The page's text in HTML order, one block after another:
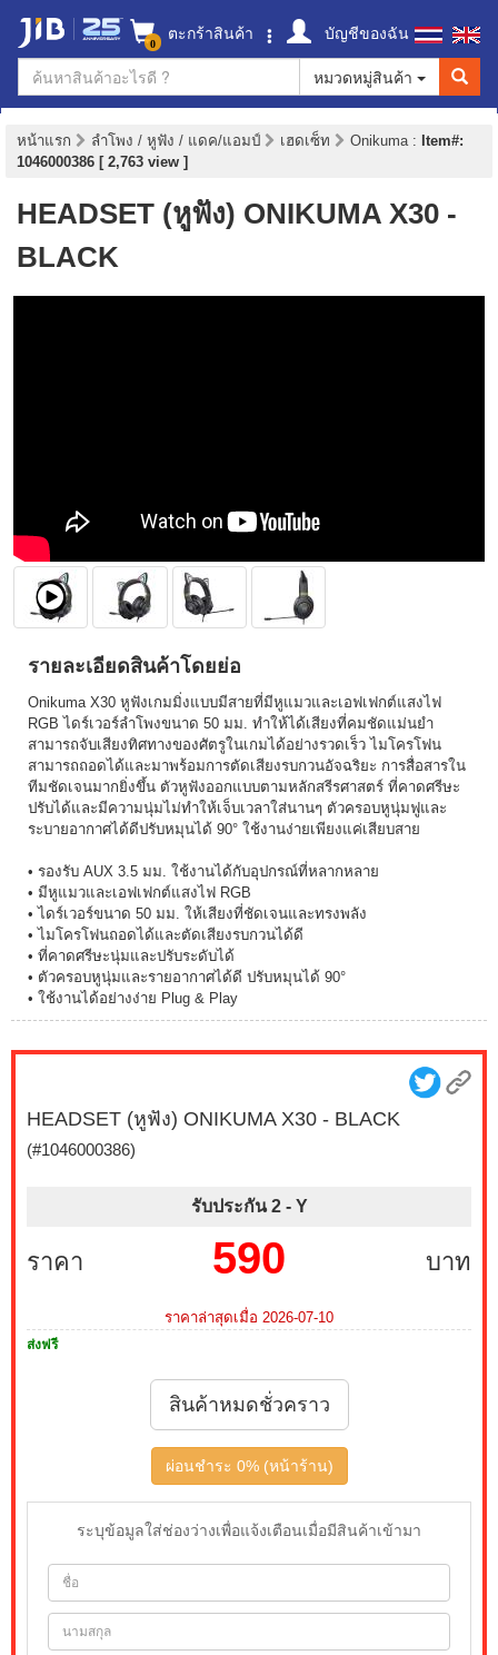
0 ตะกร้าสินค้า
บัญชีของฉัน
หมวดหมู่สินค้า
หน้าแรก ลำโพง / หูฟัง / แดค/แอมป์ เฮดเซ็ท Onikuma : Item#:
1046000386 [ 2,763 view ]
HEADSET (หูฟัง) ONIKUMA X30 -
BLACK
รายละเอียดสินค้าโดยย่อ
Onikuma X30 หูฟังเกมมิ่งแบบมีสายที่มีหูแมวและเอฟเฟกต์แสงไฟ
RGB ไดร์เวอร์ลำโพงขนาด 50 มม. ทำให้ได้เสียงที่คมชัดแม่นยำ
สามารถจับเสียงทิศทางของศัตรูในเกมได้อย่างรวดเร็ว ไมโครโฟน
สามารถถอดได้และมาพร้อมการตัดเสียงรบกวนอัจฉริยะ การสื่อสารใน
ทีมชัดเจนมากยิ่งขึ้น ตัวหูฟังออกแบบตามหลักสรีรศาสตร์ ที่คาดศรีษะ
ปรับได้และมีความนุ่มไม่ทำให้เจ็บเวลาใส่นานๆ ตัวครอบหูนุ่มฟูและ
ระบายอากาศได้ดีปรับหมุนได้ 90° ใช้งานง่ายเพียงแค่เสียบสาย
• รองรับ AUX 3.5 มม. ใช้งานได้กับอุปกรณ์ที่หลากหลาย
• มีหูแมวและเอฟเฟกต์แสงไฟ RGB
• ไดร์เวอร์ขนาด 50 มม. ให้เสียงที่ชัดเจนและทรงพลัง
• ไมโครโฟนถอดได้และตัดเสียงรบกวนได้ดี
• ที่คาดศรีษะนุ่มและปรับระดับได้
• ตัวครอบหูนุ่มและรายอากาศได้ดี ปรับหมุนได้ 90°
• ใช้งานได้อย่างง่าย Plug & Play
HEADSET (หูฟัง) ONIKUMA X30 - BLACK
(#1046000386)
รับประกัน 2 - Y
ราคา บาท
590
ราคาล่าสุดเมื่อ 2026-07-10
ส่งฟรี
สินค้าหมดชั่วคราว
ผ่อนชำระ 0% (หน้าร้าน)
ระบุข้อมูลใส่ช่องว่างเพื่อแจ้งเตือนเมื่อมีสินค้าเข้ามา